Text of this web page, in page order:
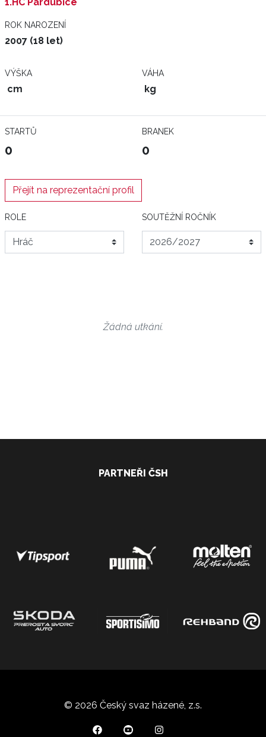
ROK NAROZENÍ
2007 (18 let)
VÝŠKA
cm
VÁHA
kg
STARTŮ
0
BRANEK
0
Přejít na reprezentační profil
ROLE SOUTĚŽNÍ ROČNÍK
Žádná utkání.
PARTNEŘI ČSH
© 2026 Český svaz házené, z.s.